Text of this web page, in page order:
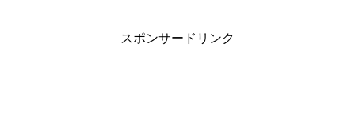
スポンサードリンク